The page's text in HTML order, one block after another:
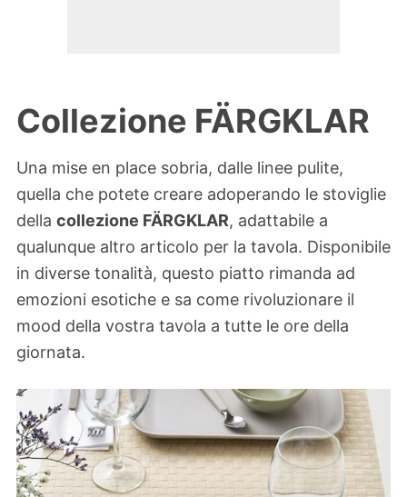
Collezione FÄRGKLAR
Una mise en place sobria, dalle linee pulite,
quella che potete creare adoperando le stoviglie
della collezione FÄRGKLAR, adattabile a
qualunque altro articolo per la tavola. Disponibile
in diverse tonalità, questo piatto rimanda ad
emozioni esotiche e sa come rivoluzionare il
mood della vostra tavola a tutte le ore della
giornata.